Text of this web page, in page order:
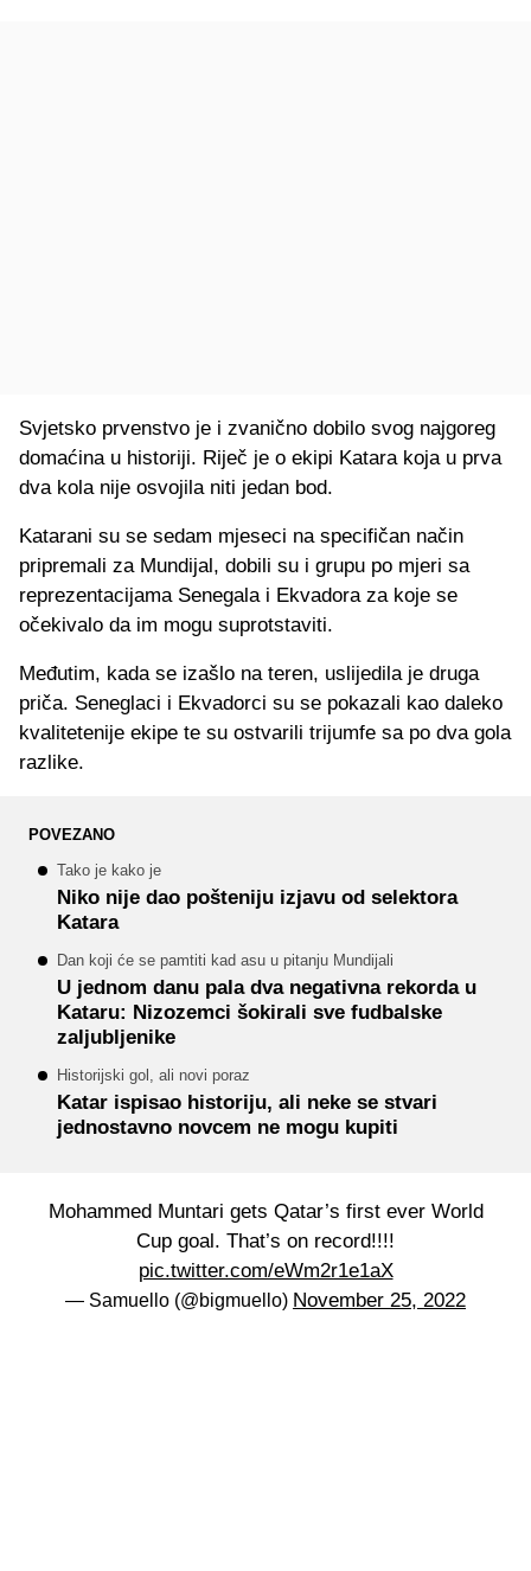
Svjetsko prvenstvo je i zvanično dobilo svog najgoreg
domaćina u historiji. Riječ je o ekipi Katara koja u prva
dva kola nije osvojila niti jedan bod.
Katarani su se sedam mjeseci na specifičan način
pripremali za Mundijal, dobili su i grupu po mjeri sa
reprezentacijama Senegala i Ekvadora za koje se
očekivalo da im mogu suprotstaviti.
Međutim, kada se izašlo na teren, uslijedila je druga
priča. Seneglaci i Ekvadorci su se pokazali kao daleko
kvalitetenije ekipe te su ostvarili trijumfe sa po dva gola
razlike.
POVEZANO
Tako je kako je
Niko nije dao pošteniju izjavu od selektora
Katara
Dan koji će se pamtiti kad asu u pitanju Mundijali
U jednom danu pala dva negativna rekorda u
Kataru: Nizozemci šokirali sve fudbalske
zaljubljenike
Historijski gol, ali novi poraz
Katar ispisao historiju, ali neke se stvari
jednostavno novcem ne mogu kupiti
Mohammed Muntari gets Qatar’s first ever World
Cup goal. That’s on record!!!!
pic.twitter.com/eWm2r1e1aX
— Samuello (@bigmuello) November 25, 2022